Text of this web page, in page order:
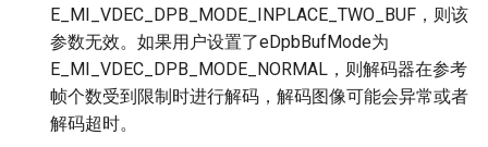
E_MI_VDEC_DPB_MODE_INPLACE_TWO_BUF，则该
参数无效。如果用户设置了eDpbBufMode为
E_MI_VDEC_DPB_MODE_NORMAL，则解码器在参考
帧个数受到限制时进行解码，解码图像可能会异常或者
解码超时。